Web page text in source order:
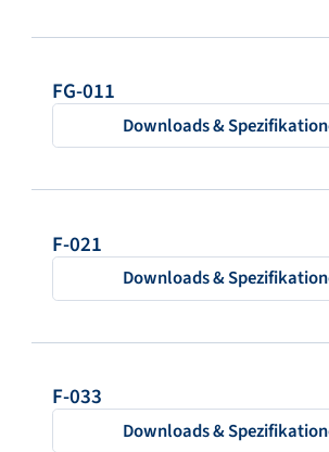
FG-011
Downloads &
F-021
Downloads &
F-033
Downloads &